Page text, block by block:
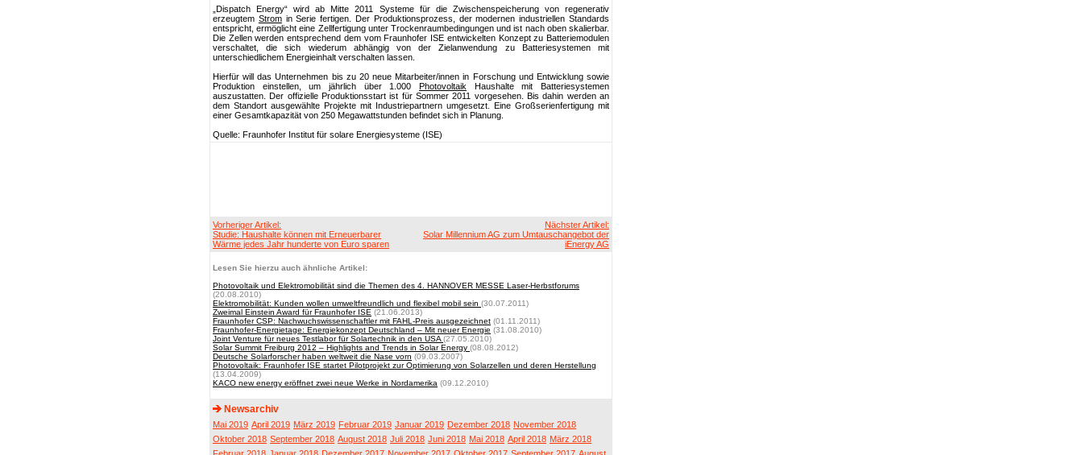
„Dispatch Energy“ wird ab Mitte 2011 Systeme für die Zwischenspeicherung von regenerativ
erzeugtem Stromin Serie fertigen. Der Produktionsprozess, der modernen industriellen Standards
entspricht, ermöglicht eine Zellfertigung unter Trockenraumbedingungen und ist nach oben skalierbar.
Die Zellen werden entsprechend dem vom Fraunhofer ISE entwickelten Konzept zu Batteriemodulen
verschaltet, die sich wiederum abhängig von der Zielanwendung zu Batteriesystemen mit
unterschiedlichem Energieinhalt verschalten lassen.
Hierfür will das Unternehmen bis zu 20 neue Mitarbeiter/innen in Forschung und Entwicklung sowie
Produktion einstellen, um jährlich über 1.000 Photovoltaik Haushalte mit Batteriesystemen
auszustatten. Der offizielle Produktionsstart ist für Sommer 2011 vorgesehen. Bis dahin werden an
dem Standort ausgewählte Projekte mit Industriepartnern umgesetzt. Eine Großserienfertigung mit
einer Gesamtkapazität von 250 Megawattstunden befindet sich in Planung.
Quelle: Fraunhofer Institut für solare Energiesysteme (ISE)
Vorheriger Artikel:
Studie: Haushalte können mit Erneuerbarer
Wärme jedes Jahr hunderte von Euro sparen
Nächster Artikel:
Solar Millennium AG zum Umtauschangebot der
iEnergy AG
Lesen Sie hierzu auch ähnliche Artikel:
Photovoltaik und Elektromobilität sind die Themen des 4. HANNOVER MESSE Laser-Herbstforums
(20.08.2010)
Elektromobilität: Kunden wollen umweltfreundlich und flexibel mobil sein (30.07.2011)
Zweimal Einstein Award für Fraunhofer ISE (21.06.2013)
Fraunhofer CSP: Nachwuchswissenschaftler mit FAHL-Preis ausgezeichnet (01.11.2011)
Fraunhofer-Energietage: Energiekonzept Deutschland – Mit neuer Energie (31.08.2010)
Joint Venture für neues Testlabor für Solartechnik in den USA (27.05.2010)
Solar Summit Freiburg 2012 – Highlights and Trends in Solar Energy (08.08.2012)
Deutsche Solarforscher haben weltweit die Nase vorn (09.03.2007)
Photovoltaik: Fraunhofer ISE startet Pilotprojekt zur Optimierung von Solarzellen und deren Herstellung
(13.04.2009)
KACO new energy eröffnet zwei neue Werke in Nordamerika (09.12.2010)
Newsarchiv
Mai 2019 April 2019 März 2019 Februar 2019 Januar 2019 Dezember 2018 November 2018
Oktober 2018 September 2018 August 2018 Juli 2018 Juni 2018 Mai 2018 April 2018 März 2018